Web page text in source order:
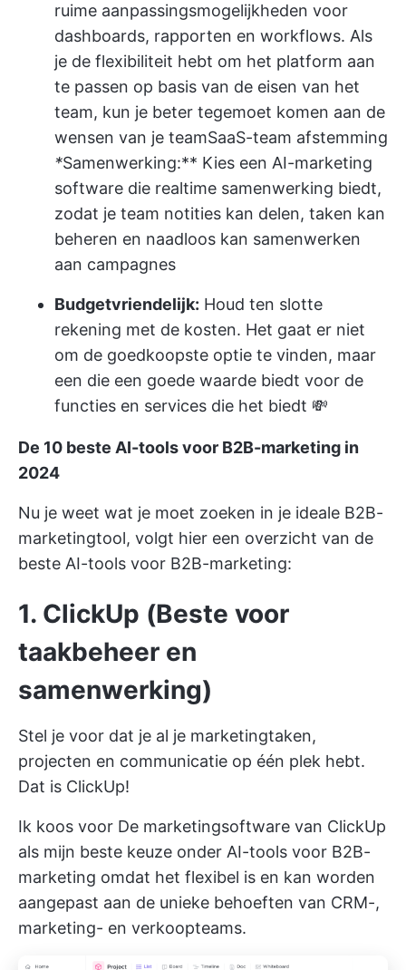
ruime aanpassingsmogelijkheden voor
dashboards, rapporten en workflows. Als
je de flexibiliteit hebt om het platform aan
te passen op basis van de eisen van het
team, kun je beter tegemoet komen aan de
wensen van je teamSaaS-team afstemming
*Samenwerking:** Kies een AI-marketing
software die realtime samenwerking biedt,
zodat je team notities kan delen, taken kan
beheren en naadloos kan samenwerken
aan campagnes
Budgetvriendelijk: Houd ten slotte
rekening met de kosten. Het gaat er niet
om de goedkoopste optie te vinden, maar
een die een goede waarde biedt voor de
functies en services die het biedt 💸
De 10 beste AI-tools voor B2B-marketing in
2024
Nu je weet wat je moet zoeken in je ideale B2B-
marketingtool, volgt hier een overzicht van de
beste AI-tools voor B2B-marketing:
1. ClickUp (Beste voor
taakbeheer en
samenwerking)
Stel je voor dat je al je marketingtaken,
projecten en communicatie op één plek hebt.
Dat is ClickUp!
Ik koos voor De marketingsoftware van ClickUp
als mijn beste keuze onder AI-tools voor B2B-
marketing omdat het flexibel is en kan worden
aangepast aan de unieke behoeften van CRM-,
marketing- en verkoopteams.